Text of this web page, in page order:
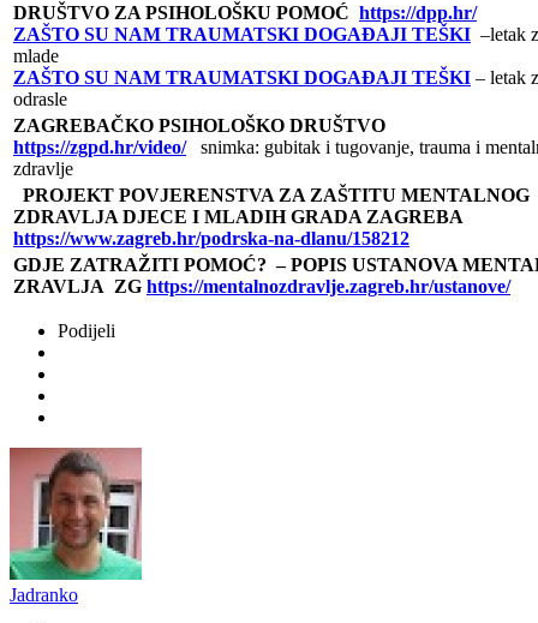
DRUŠTVO ZA PSIHOLOŠKU POMOĆ https://dpp.hr/
ZAŠTO SU NAM TRAUMATSKI DOGAĐAJI TEŠKI –letak
mlade
ZAŠTO SU NAM TRAUMATSKI DOGAĐAJI TEŠKI – letak
odrasle
ZAGREBAČKO PSIHOLOŠKO DRUŠTVO
https://zgpd.hr/video/snimka: gubitak i tugovanje, trauma i
zdravlje
PROJEKT POVJERENSTVA ZA ZAŠTITU MENTALNOG
ZDRAVLJA DJECE I MLADIH GRADA ZAGREBA
https://www.zagreb.hr/podrska-na-dlanu/158212
GDJE ZATRAŽITI POMOĆ? – POPIS USTANOVA
ZRAVLJA ZG https://mentalnozdravlje.zagreb.hr/ustanove/
Podijeli
Jadranko